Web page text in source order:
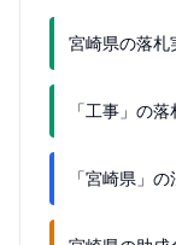
宮崎県の落札
「工事」の
「宮崎県」